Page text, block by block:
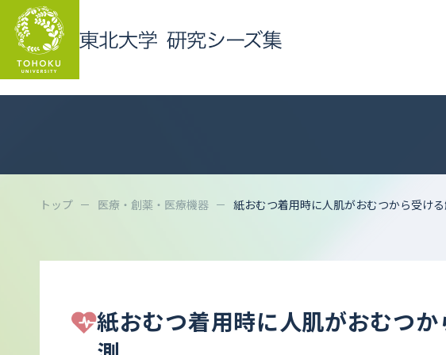
トップ 医療・創薬・医療機器 紙おむつ着用時に人肌がおむつから受け
紙おむつ着用時に人肌がおむつ